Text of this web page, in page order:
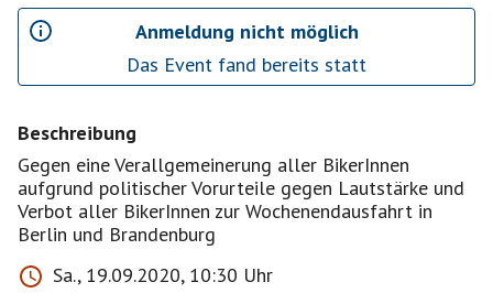
Anmeldung nicht möglich
Das Event fand bereits statt
Beschreibung
Gegen eine Verallgemeinerung aller BikerInnen
aufgrund politischer Vorurteile gegen Lautstärke und
Verbot aller BikerInnen zur Wochenendausfahrt in
Berlin und Brandenburg
Sa., 19.09.2020, 10:30 Uhr